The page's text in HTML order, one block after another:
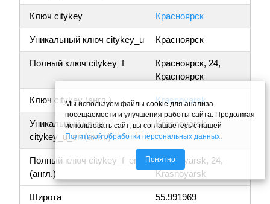
Ключ citykey Красноярск
Уникальный ключ citykey_u Красноярск
Полный ключ citykey_f
Красноярск, 24,
Красноярск
Ключ citykey (англ.) Krasnoyarsk
Уникальный ключ
citykey_u_en (англ.)
Krasnoyarsk
Полный ключ citykey_f_en
(англ.)
Krasnoyarsk, 24,
Krasnoyarsk
Широта 55.991969
Мы используем файлы cookie для анализа
посещаемости и улучшения работы сайта. Продолжая
использовать сайт, вы соглашаетесь с нашей
Политикой обработки персональных данных.
Понятно